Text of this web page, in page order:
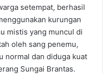
setempat, berhasil
kurungan
mistis yang muncul di
oleh sang penemu,
normal dan diduga kuat
Sungai Brantas.